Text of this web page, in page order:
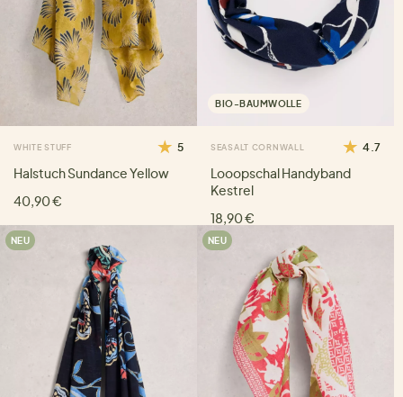
WHITE STUFF 5
Halstuch Sundance Yellow
40,90 €
BIO-BAUMWOLLE
SEASALT CORNWALL 4.7
Looopschal Handyband
Kestrel
18,90 €
NEU NEU